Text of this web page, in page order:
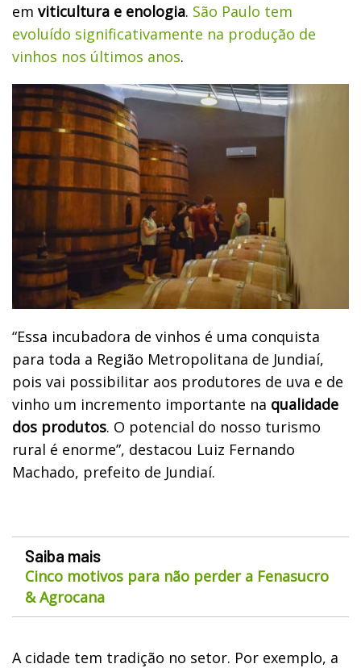
em viticultura e enologia. São Paulo tem
evoluído significativamente na produção de
vinhos nos últimos anos.
“Essa incubadora de vinhos é uma conquista
para toda a Região Metropolitana de Jundiaí,
pois vai possibilitar aos produtores de uva e de
vinho um incremento importante na qualidade
dos produtos. O potencial do nosso turismo
rural é enorme”, destacou Luiz Fernando
Machado, prefeito de Jundiaí.
Saiba mais
Cinco motivos para não perder a Fenasucro
& Agrocana
A cidade tem tradição no setor. Por exemplo, a